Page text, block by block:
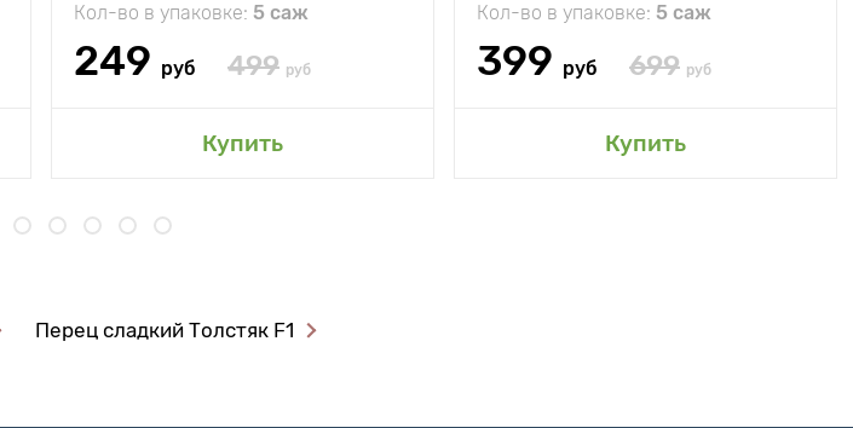
Кол-во в упаковке: 5 саж
249 руб 499 руб
Купить
Кол-во в упаковке: 5 саж
399 руб 699 руб
Купить
Перец сладкий Толстяк F1